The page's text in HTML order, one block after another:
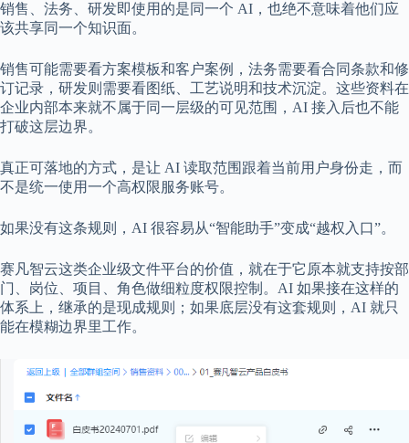
销售、法务、研发即使用的是同一个 AI，也绝不意味着他们应
该共享同一个知识面。
销售可能需要看方案模板和客户案例，法务需要看合同条款和修
订记录，研发则需要看图纸、工艺说明和技术沉淀。这些资料在
企业内部本来就不属于同一层级的可见范围，AI 接入后也不能
打破这层边界。
真正可落地的方式，是让 AI 读取范围跟着当前用户身份走，而
不是统一使用一个高权限服务账号。
如果没有这条规则，AI 很容易从“智能助手”变成“越权入口”。
赛凡智云这类企业级文件平台的价值，就在于它原本就支持按部
门、岗位、项目、角色做细粒度权限控制。AI 如果接在这样的
体系上，继承的是现成规则；如果底层没有这套规则，AI 就只
能在模糊边界里工作。